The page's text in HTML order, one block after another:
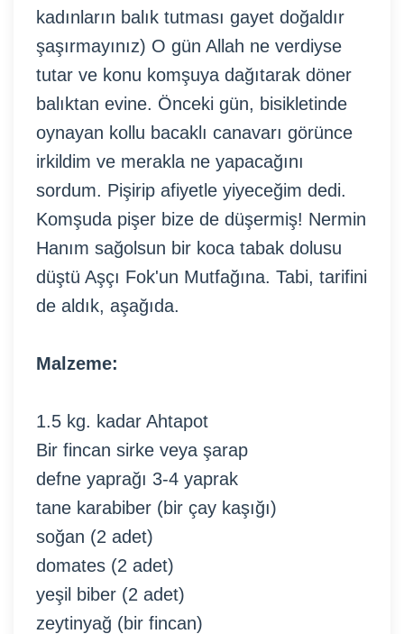
kadınların balık tutması gayet doğaldır
şaşırmayınız) O gün Allah ne verdiyse
tutar ve konu komşuya dağıtarak döner
balıktan evine. Önceki gün, bisikletinde
oynayan kollu bacaklı canavarı görünce
irkildim ve merakla ne yapacağını
sordum. Pişirip afiyetle yiyeceğim dedi.
Komşuda pişer bize de düşermiş! Nermin
Hanım sağolsun bir koca tabak dolusu
düştü Aşçı Fok'un Mutfağına. Tabi, tarifini
de aldık, aşağıda.
Malzeme:
1.5 kg. kadar Ahtapot
Bir fincan sirke veya şarap
defne yaprağı 3-4 yaprak
tane karabiber (bir çay kaşığı)
soğan (2 adet)
domates (2 adet)
yeşil biber (2 adet)
zeytinyağ (bir fincan)